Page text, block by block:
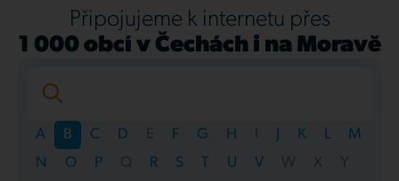
Připojujeme k internetu přes
1 000 obcí v Čechách i na Moravě
A B C D F G H K L
M
N
O P R S T U V